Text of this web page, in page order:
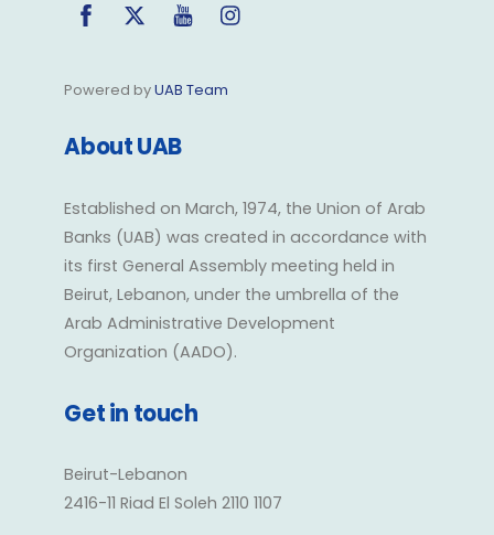
Powered byUAB Team
About UAB
Established on March, 1974, the Union of Arab
Banks (UAB) was created in accordance with
its first General Assembly meeting held in
Beirut, Lebanon, under the umbrella of the
Arab Administrative Development
Organization (AADO).
Get in touch
Beirut-Lebanon
2416-11 Riad El Soleh 2110 1107